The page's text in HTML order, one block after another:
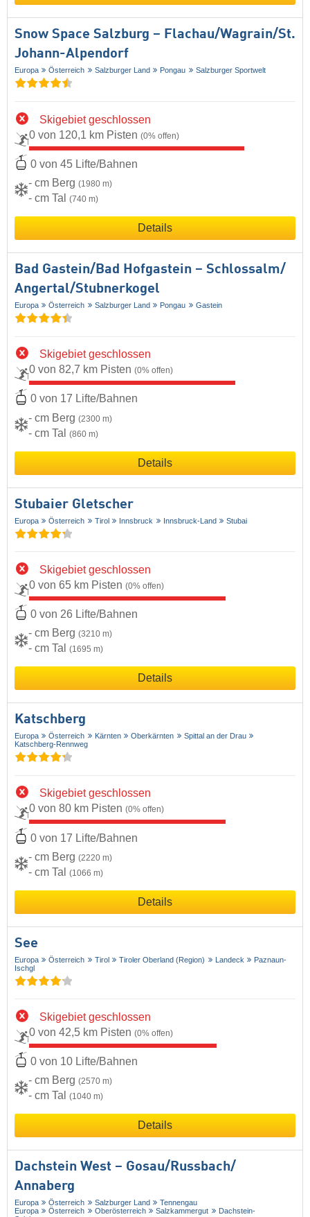
Snow Space Salzburg – Flachau/​Wagrain/​St.
Johann-Alpendorf
Europa Österreich Salzburger Land Pongau Salzburger Sportwelt
Skigebiet geschlossen
0 von 120,1 km Pisten (0% offen)
0 von 45 Lifte/Bahnen
- cm Berg (1980 m)
- cm Tal (740 m)
Details
Bad Gastein/​Bad Hofgastein – Schlossalm/​
Angertal/​Stubnerkogel
Europa Österreich Salzburger Land Pongau Gastein
Skigebiet geschlossen
0 von 82,7 km Pisten (0% offen)
0 von 17 Lifte/Bahnen
- cm Berg (2300 m)
- cm Tal (860 m)
Details
Stubaier Gletscher
Europa Österreich Tirol Innsbruck Innsbruck-Land Stubai
Skigebiet geschlossen
0 von 65 km Pisten (0% offen)
0 von 26 Lifte/Bahnen
- cm Berg (3210 m)
- cm Tal (1695 m)
Details
Katschberg
Europa Österreich Kärnten Oberkärnten
Spittal an der Drau
Katschberg-Rennweg
Skigebiet geschlossen
0 von 80 km Pisten (0% offen)
0 von 17 Lifte/Bahnen
- cm Berg (2220 m)
- cm Tal (1066 m)
Details
See
Europa Österreich Tirol Tiroler Oberland (Region) Landeck
Paznaun-
Ischgl
Skigebiet geschlossen
0 von 42,5 km Pisten (0% offen)
0 von 10 Lifte/Bahnen
- cm Berg (2570 m)
- cm Tal (1040 m)
Details
Dachstein West – Gosau/​Russbach/​
Annaberg
Europa Österreich Salzburger Land
Tennengau
Europa
Österreich Oberösterreich Salzkammergut
Dachstein-